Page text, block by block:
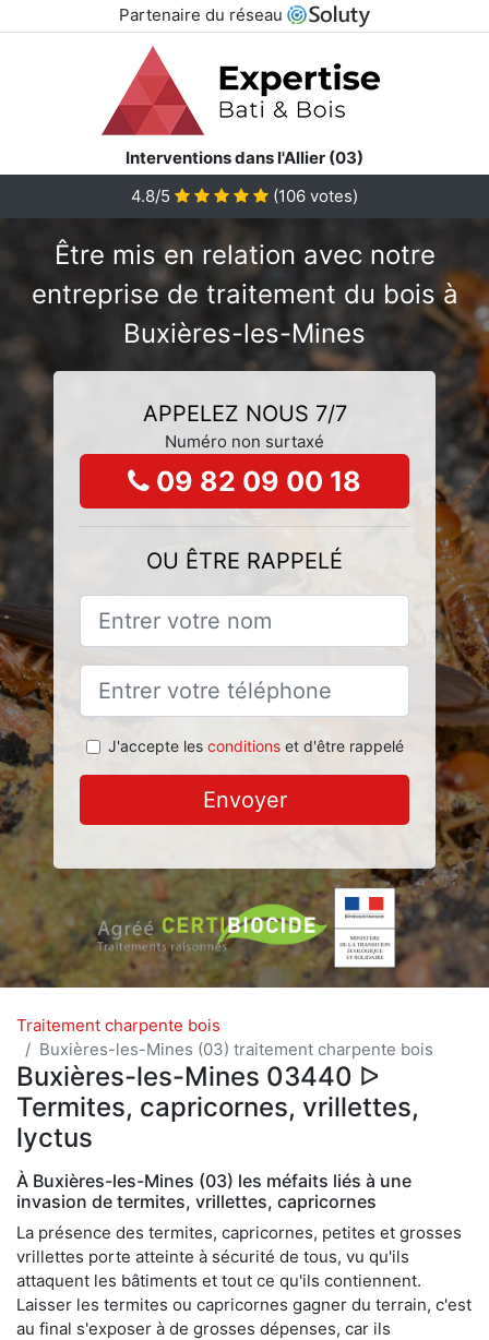
Partenaire du réseau
Interventions dans l'Allier (03)
4.8/5
(106 votes)
Être mis en relation avec notre
entreprise de traitement du bois à
Buxières-les-Mines
APPELEZ NOUS 7/7
Numéro non surtaxé
09 82 09 00 18
OU ÊTRE RAPPELÉ
J'accepte les conditionset d'être rappelé
Envoyer
Traitement charpente bois
Buxières-les-Mines (03) traitement charpente bois
Buxières-les-Mines 03440 ᐅ
Termites, capricornes, vrillettes,
lyctus
À Buxières-les-Mines (03) les méfaits liés à une
invasion de termites, vrillettes, capricornes
La présence des termites, capricornes, petites et grosses
vrillettes porte atteinte à sécurité de tous, vu qu'ils
attaquent les bâtiments et tout ce qu'ils contiennent.
Laisser les termites ou capricornes gagner du terrain, c'est
au final s'exposer à de grosses dépenses, car ils